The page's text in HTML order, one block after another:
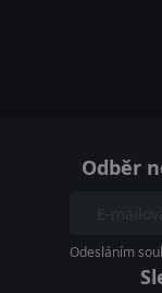
Odběr
Odesláním